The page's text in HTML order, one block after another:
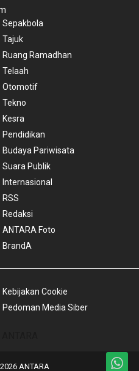
Sepakbola
Tajuk
Ruang Ramadhan
Telaah
Otomotif
Tekno
Kesra
Pendidikan
Budaya Pariwisata
Suara Publik
Internasional
RSS
Redaksi
ANTARA Foto
BrandA
Kebijakan Cookie
Pedoman Media Siber
ANTARA